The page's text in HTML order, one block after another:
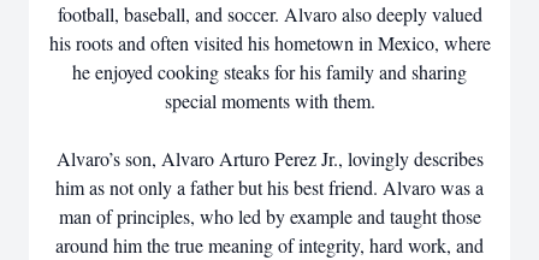
football, baseball, and soccer. Alvaro also deeply valued
his roots and often visited his hometown in Mexico, where
he enjoyed cooking steaks for his family and sharing
special moments with them.
Alvaro’s son, Alvaro Arturo Perez Jr., lovingly describes
him as not only a father but his best friend. Alvaro was a
man of principles, who led by example and taught those
around him the true meaning of integrity, hard work, and